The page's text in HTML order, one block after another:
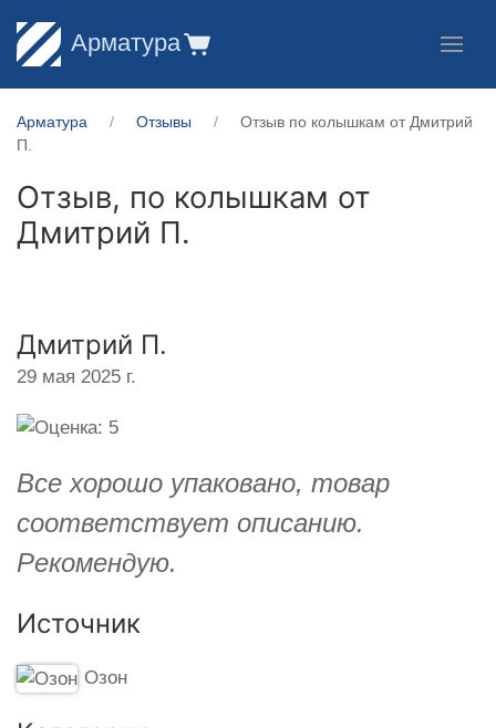
Арматура
Арматура Отзывы
Отзыв по колышкам от Дмитрий
П.
Отзыв, по колышкам от
Дмитрий П.
Дмитрий П.
29 мая 2025 г.
Все хорошо упаковано, товар
соответствует описанию.
Рекомендую.
Источник
Озон